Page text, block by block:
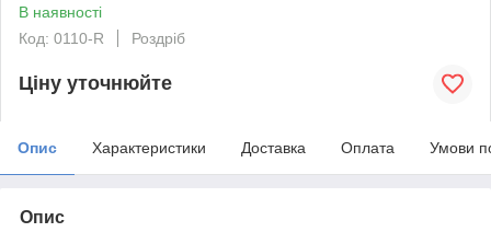
В наявності
Код: 0110-R
Роздріб
Ціну уточнюйте
Опис Характеристики Доставка Оплата Умови
Опис